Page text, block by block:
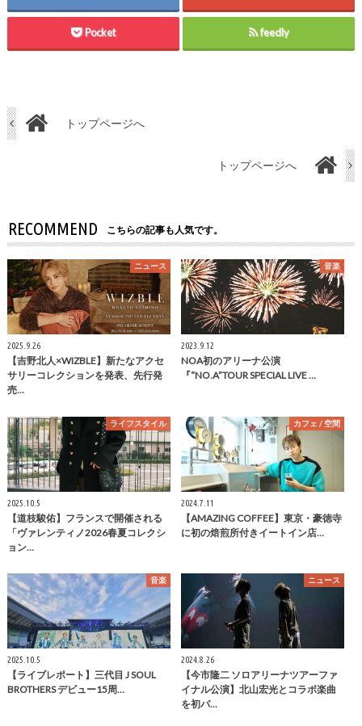
Pocket feedly
トップページへ
トップページへ
RECOMMEND こちらの記事も人気です。
ニュース
2025.9.26
【吉野北人×WIZBLE】新たなアクセ
サリーコレクションを発表、先行発
売…
音楽
2023.9.12
NOA初のアリーナ公演
『“NO.A”TOUR SPECIAL LIVE …
ライフスタイル
2025.10.5
【道枝駿佑】フランスで開催される
「ヴァレンティノ2026春夏コレクシ
ョン…
カフェ / 空間
2024.7.11
【AMAZING COFFEE】東京・豪徳寺
に初の焙煎所付きイートイン店…
音楽
2025.10.5
【ライブレポート】三代目 J SOUL
BROTHERS デビュー15周…
ニュース
2024.8.26
【今市隆二 ソロアリーナツアーファ
イナル公演】北山宏光とコラボ楽曲
を初パ…